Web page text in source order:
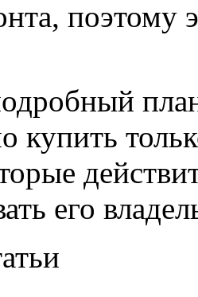
поэтому
купить
его